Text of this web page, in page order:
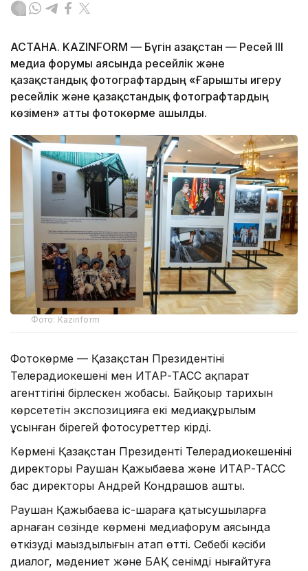
АСТАНА. KAZINFORM — Бүгін Қазақстан — Ресей ІІІ
медиа форумы аясында ресейлік және
қазақстандық фотографтардың «Ғарышты игеру
ресейлік және қазақстандық фотографтардың
көзімен» атты фотокөрме ашылды.
Фото: Kazinform
Фотокөрме — Қазақстан Президентінің
Телерадиокешені мен ИТАР-ТАСС ақпарат
агенттігінің бірлескен жобасы. Байқоңыр тарихын
көрсететін экспозицияға екі медиақұрылым
ұсынған бірегей фотосуреттер кірді.
Көрмені Қазақстан Президенті Телерадиокешенінің
директоры Раушан Қажыбаева және ИТАР-ТАСС
бас директоры Андрей Кондрашов ашты.
Раушан Қажыбаева іс-шараға қатысушыларға
арнаған сөзінде көрмені медиафорум аясында
өткізудің маңыздылығын атап өтті. Себебі кәсіби
диалог, мәдениет және БАҚ сенімді нығайтуға